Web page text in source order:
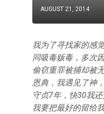
AUGUST 21, 2014
我为了寻找家的感
同吸毒贩毒，多次
偷窃重罪被捕却被
恩典，我遇见了神
守贞7年，快30我
我要把最好的留给